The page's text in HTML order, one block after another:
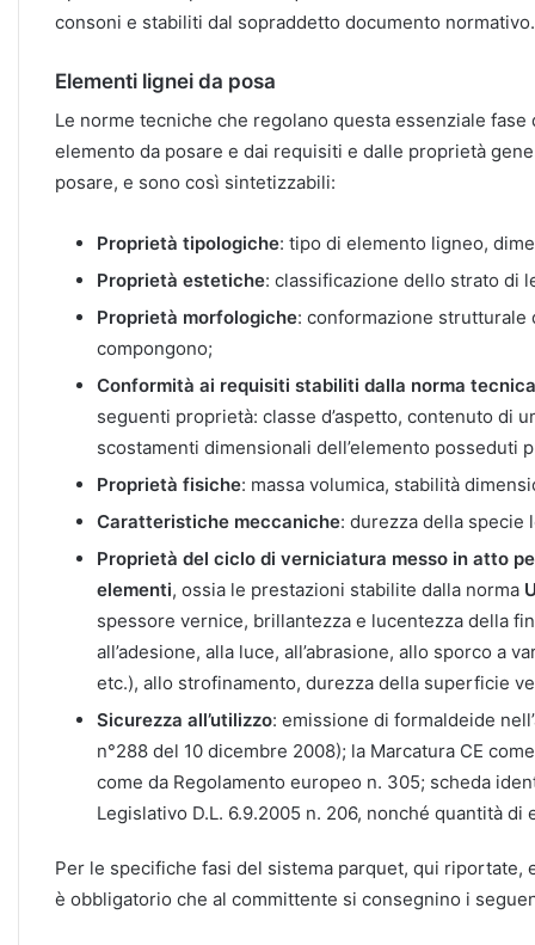
consoni e stabiliti dal sopraddetto documento normativo.
Elementi lignei da posa
Le norme tecniche che regolano questa essenziale
elemento da posare e dai requisiti e dalle proprietà
posare, e sono così sintetizzabili:
Proprietà tipologiche: tipo di elemento ligneo,
Proprietà estetiche: classificazione dello strato di
Proprietà morfologiche: conformazione strutturale
compongono;
Conformità ai requisiti stabiliti dalla norma
seguenti proprietà: classe d’aspetto, contenuto di
scostamenti dimensionali dell’elemento posseduti
Proprietà fisiche: massa volumica, stabilità
Caratteristiche meccaniche: durezza della specie
Proprietà del ciclo di verniciatura messo in atto
elementi, ossia le prestazioni stabilite dalla norma
spessore vernice, brillantezza e lucentezza della
all’adesione, alla luce, all’abrasione, allo sporco a
etc.), allo strofinamento, durezza della superficie
Sicurezza all’utilizzo: emissione di formaldeide
n°288 del 10 dicembre 2008); la Marcatura CE
come da Regolamento europeo n. 305; scheda
Legislativo D.L. 6.9.2005 n. 206, nonché quantità
Per le specifiche fasi del sistema parquet, qui
è obbligatorio che al committente si consegnino i